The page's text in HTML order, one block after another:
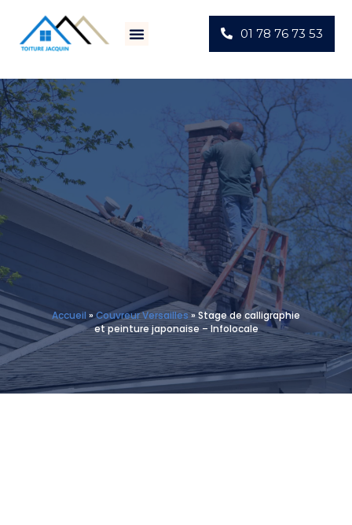
01 78 76 73 53
Accueil »Couvreur Versailles»Stage de calligraphie
et peinture japonaise – Infolocale